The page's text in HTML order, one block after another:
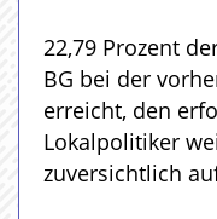
22,79 Prozent
BG bei der
erreicht, den
Lokalpolitiker
zuversichtlich